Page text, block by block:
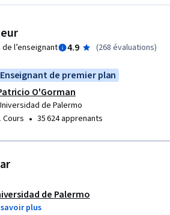
l’enseignant 4.9 (268 évaluations)
Enseignant de premier plan
O'Gorman
de Palermo
Cours • 35 624 apprenants
de Palermo
savoir plus